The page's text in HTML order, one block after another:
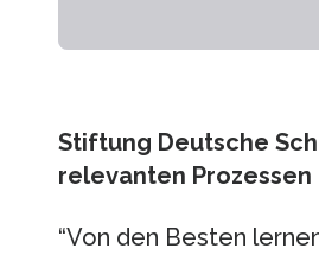
Stiftung Deutsche
relevanten Prozessen
“Von den Besten